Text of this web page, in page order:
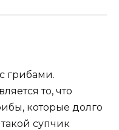
грибами.
то, что
которые долго
супчик